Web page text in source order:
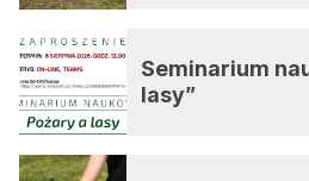
Seminarium
lasy”